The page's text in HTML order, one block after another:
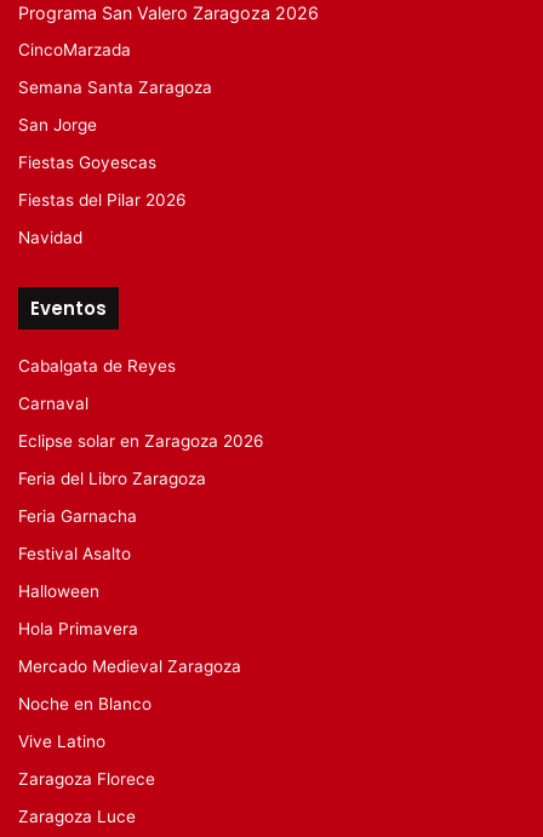
Programa San Valero Zaragoza 2026
CincoMarzada
Semana Santa Zaragoza
San Jorge
Fiestas Goyescas
Fiestas del Pilar 2026
Navidad
Eventos
Cabalgata de Reyes
Carnaval
Eclipse solar en Zaragoza 2026
Feria del Libro Zaragoza
Feria Garnacha
Festival Asalto
Halloween
Hola Primavera
Mercado Medieval Zaragoza
Noche en Blanco
Vive Latino
Zaragoza Florece
Zaragoza Luce